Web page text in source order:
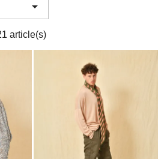

article(s)